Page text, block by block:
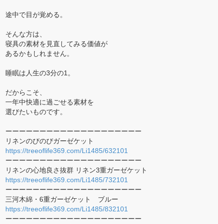
途中で目が覚める。
そんな方は、
寝具の素材を見直してみる価値が
あるかもしれません。
睡眠は人生の3分の1。
だからこそ、
一年中快適に過ごせる素材を
選びたいものです。
ーーーーーーーーーーーーーーーーーーーー
リネンのびのびガーゼケット
https://treeoflife369.com/Li1485/632101
ーーーーーーーーーーーーーーーーーーーー
リネンの心地良さ抜群 リネン3重ガーゼケット
https://treeoflife369.com/Li1485/732101
ーーーーーーーーーーーーーーーーーーーー
三河木綿・6重ガーゼケット ブルー
https://treeoflife369.com/Li1485/832101
ーーーーーーーーーーーーーーーーーーーー